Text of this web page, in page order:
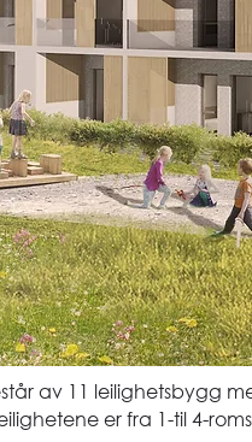
av 11 leilighetsbygg
er fra 1-til 4-